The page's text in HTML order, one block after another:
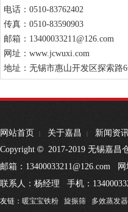
电话：0510-83762402
传真：0510-83590903
邮箱：13400033211@126.com
网址：www.jcwuxi.com
地址：无锡市惠山开发区探索路
网站首页 | 关于嘉昌 | 新闻资
Copyright © 2017-2019 无锡嘉昌
邮箱：13400033211@126.com
联系人：杨经理 手机：
友链： 暖宝宝铁粉 旋振筛 多效蒸发器